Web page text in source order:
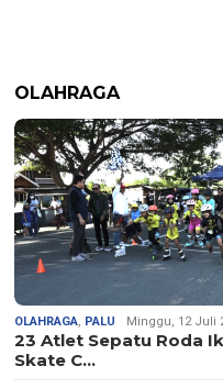
OLAHRAGA
OLAHRAGA PALU Minggu, 12 Juli
23 Atlet Sepatu Roda
Skate C…